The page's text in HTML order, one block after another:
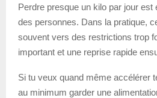
Perdre presque un kilo par jour
des personnes. Dans la pratique,
souvent vers des restrictions trop
important et une reprise rapide
Si tu veux quand même accélérer
au minimum garder une